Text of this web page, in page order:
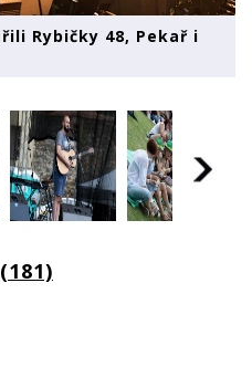
Rybičky 48, Pekař i